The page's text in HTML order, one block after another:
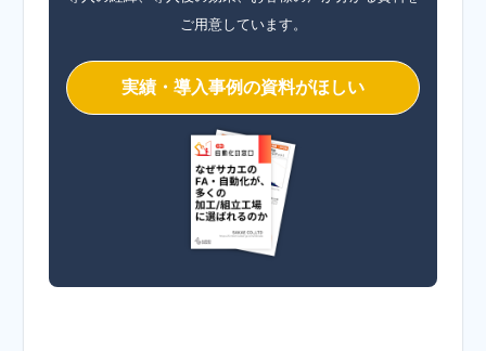
ご用意しています。
実績・導入事例の資料がほしい